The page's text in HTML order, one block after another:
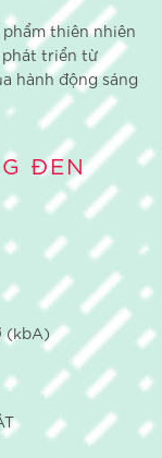
sắc đẹp.
thiên nhiên
phát triển từ
hành động sáng
ĐEN
(kbA)